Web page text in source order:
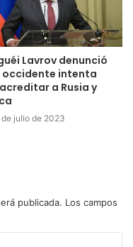
Lavrov denunció
occidente intenta
a Rusia y
de julio de 2023
publicada. Los campos